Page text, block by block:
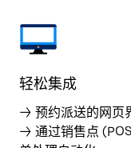
轻松集成
→ 预约派送的网页
→ 通过销售点